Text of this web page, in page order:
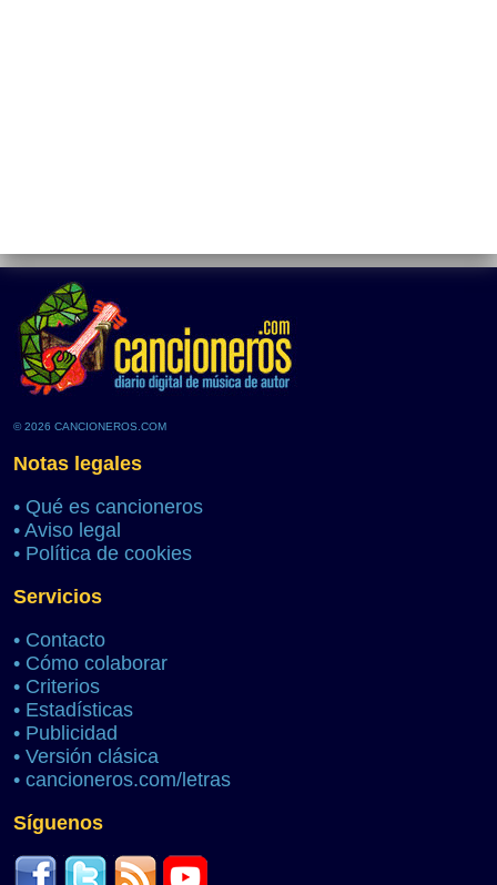
© 2026 CANCIONEROS.COM
Notas legales
• Qué es cancioneros
• Aviso legal
• Política de cookies
Servicios
• Contacto
• Cómo colaborar
• Criterios
• Estadísticas
• Publicidad
• Versión clásica
• cancioneros.com/letras
Síguenos